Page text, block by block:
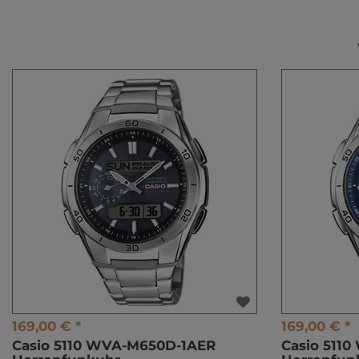
169,00 € *
Casio 5110 WVA-M650D-1AER
169,00 € *
Casio